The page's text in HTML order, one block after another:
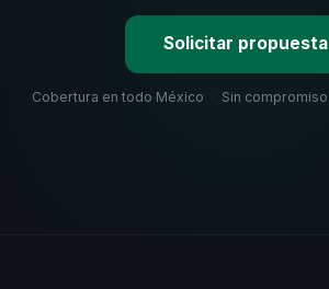
Solicitar propuesta
Cobertura en todo México · Sin compromiso